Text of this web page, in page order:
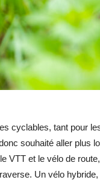
cyclables, tant pour
souhaité aller plus
VTT et le vélo de
Un vélo